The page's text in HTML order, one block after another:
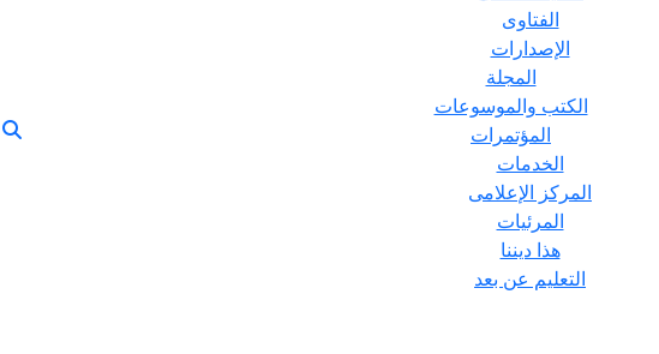
الفتاوى
الإصدارات
المجلة
الكتب والموسوعات
المؤتمرات
الخدمات
المركز الإعلامى
المرئيات
هذا ديننا
التعليم عن بعد